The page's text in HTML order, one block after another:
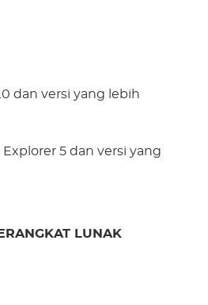
dan versi yang lebih
5 dan versi yang
LUNAK